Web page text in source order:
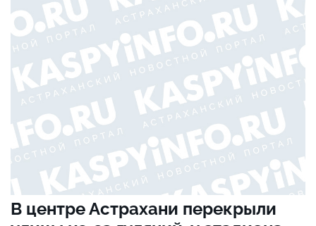
В центре Астрахани перекрыли